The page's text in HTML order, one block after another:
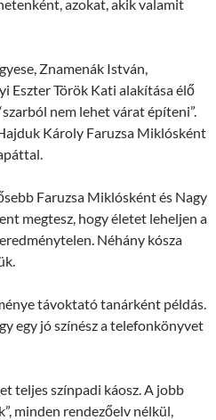
azokat, akik valamit
Znamenák István,
Eszter Török Kati alakítása élő
nem lehet várat építeni”.
Károly Faruzsa Miklósként
Faruzsa Miklósként és Nagy
megtesz, hogy életet leheljen a
Néhány kósza
távoktató tanárként példás.
egy jó színész a telefonkönyvet
teljes színpadi káosz. A jobb
minden rendezőelv nélkül,